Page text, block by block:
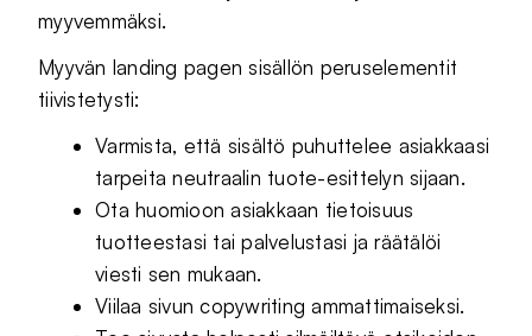
myyvemmäksi.
Myyvän landing pagen sisällön peruselementit
tiivistetysti:
Varmista, että sisältö puhuttelee asiakkaasi
tarpeita neutraalin tuote-esittelyn sijaan.
Ota huomioon asiakkaan tietoisuus
tuotteestasi tai palvelustasi ja räätälöi
viesti sen mukaan.
Viilaa sivun copywriting ammattimaiseksi.